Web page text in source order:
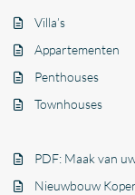
Villa’s
Appartementen
Penthouses
Townhouses
PDF: Maak van
Nieuwbouw